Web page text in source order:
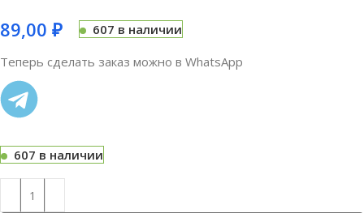
89,00 ₽
607 в наличии
Теперь сделать заказ можно в WhatsApp
607 в наличии